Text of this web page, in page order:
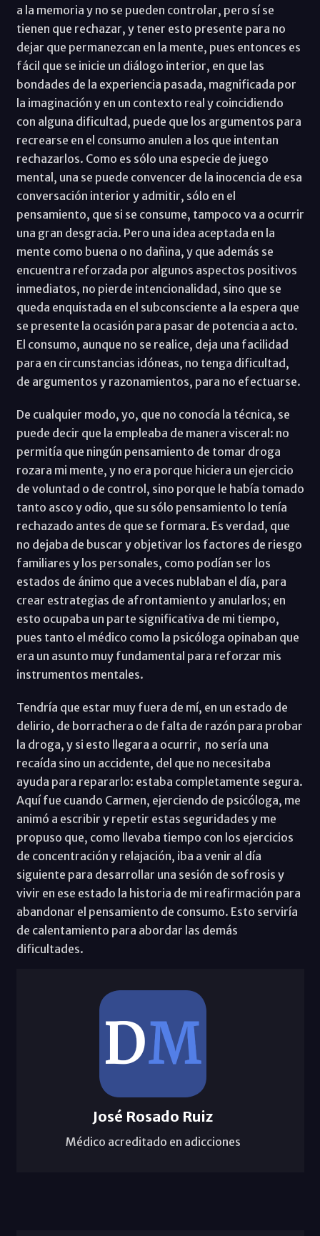
a la memoria y no se pueden controlar, pero sí se
tienen que rechazar, y tener esto presente para no
dejar que permanezcan en la mente, pues entonces es
fácil que se inicie un diálogo interior, en que las
bondades de la experiencia pasada, magnificada por
la imaginación y en un contexto real y coincidiendo
con alguna dificultad, puede que los argumentos para
recrearse en el consumo anulen a los que intentan
rechazarlos. Como es sólo una especie de juego
mental, una se puede convencer de la inocencia de esa
conversación interior y admitir, sólo en el
pensamiento, que si se consume, tampoco va a ocurrir
una gran desgracia. Pero una idea aceptada en la
mente como buena o no dañina, y que además se
encuentra reforzada por algunos aspectos positivos
inmediatos, no pierde intencionalidad, sino que se
queda enquistada en el subconsciente a la espera que
se presente la ocasión para pasar de potencia a acto.
El consumo, aunque no se realice, deja una facilidad
para en circunstancias idóneas, no tenga dificultad,
de argumentos y razonamientos, para no efectuarse.
De cualquier modo, yo, que no conocía la técnica, se
puede decir que la empleaba de manera visceral: no
permitía que ningún pensamiento de tomar droga
rozara mi mente, y no era porque hiciera un ejercicio
de voluntad o de control, sino porque le había tomado
tanto asco y odio, que su sólo pensamiento lo tenía
rechazado antes de que se formara. Es verdad, que
no dejaba de buscar y objetivar los factores de riesgo
familiares y los personales, como podían ser los
estados de ánimo que a veces nublaban el día, para
crear estrategias de afrontamiento y anularlos; en
esto ocupaba un parte significativa de mi tiempo,
pues tanto el médico como la psicóloga opinaban que
era un asunto muy fundamental para reforzar mis
instrumentos mentales.
Tendría que estar muy fuera de mí, en un estado de
delirio, de borrachera o de falta de razón para probar
la droga, y si esto llegara a ocurrir, no sería una
recaída sino un accidente, del que no necesitaba
ayuda para repararlo: estaba completamente segura.
Aquí fue cuando Carmen, ejerciendo de psicóloga, me
animó a escribir y repetir estas seguridades y me
propuso que, como llevaba tiempo con los ejercicios
de concentración y relajación, iba a venir al día
siguiente para desarrollar una sesión de sofrosis y
vivir en ese estado la historia de mi reafirmación para
abandonar el pensamiento de consumo. Esto serviría
de calentamiento para abordar las demás
dificultades.
José Rosado Ruiz
Médico acreditado en adicciones